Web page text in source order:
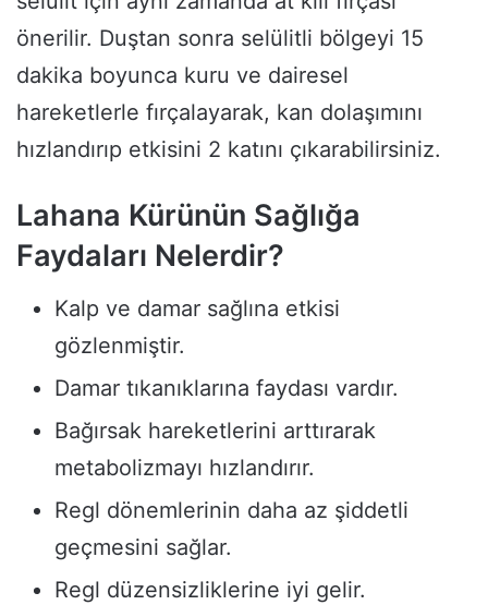
önerilir. Duştan sonra selülitli bölgeyi 15
dakika boyunca kuru ve dairesel
hareketlerle fırçalayarak, kan dolaşımını
hızlandırıp etkisini 2 katını çıkarabilirsiniz.
Lahana Kürünün Sağlığa
Faydaları Nelerdir?
Kalp ve damar sağlına etkisi
gözlenmiştir.
Damar tıkanıklarına faydası vardır.
Bağırsak hareketlerini arttırarak
metabolizmayı hızlandırır.
Regl dönemlerinin daha az şiddetli
geçmesini sağlar.
Regl düzensizliklerine iyi gelir.